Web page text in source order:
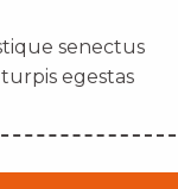
senectus
egestas